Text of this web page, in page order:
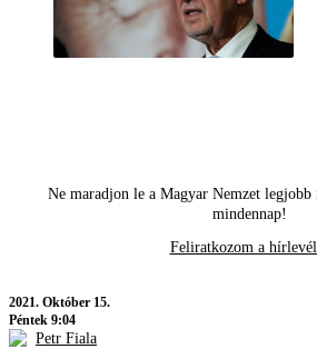
Ne maradjon le a Magyar Nemzet legjobb
mindennap!
Feliratkozom a
2021. Október 15.
Péntek 9:04
Petr Fiala